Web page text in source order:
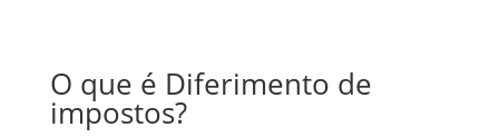
O que é Diferimento de
impostos?